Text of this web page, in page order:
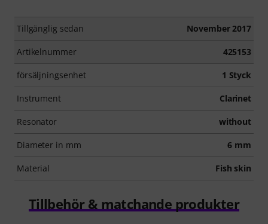
Tillgänglig sedan November 2017
Artikelnummer 425153
försäljningsenhet 1 Styck
Instrument Clarinet
Resonator without
Diameter in mm 6 mm
Material Fish skin
Tillbehör & matchande produkter